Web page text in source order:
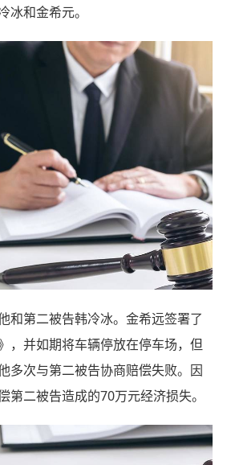
冰和金希元。
第二被告韩冷冰。金希远签署了
，并如期将车辆停放在停车场，但
多次与第二被告协商赔偿失败。因
第二被告造成的70万元经济损失。